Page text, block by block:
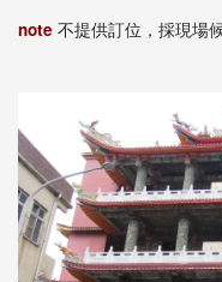
note 不提供訂位，採現場候